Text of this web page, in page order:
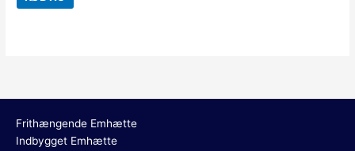
Frithængende Emhætte
Indbygget Emhætte